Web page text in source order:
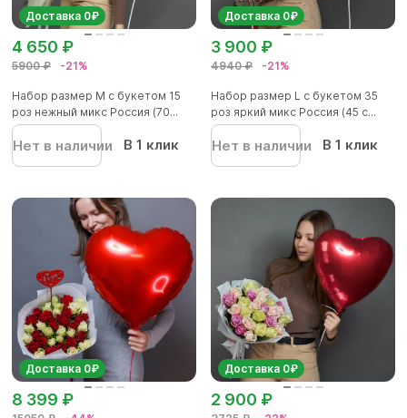
Доставка 0₽
5900 ₽ -21%
4 650 ₽
Набор размер M с букетом 15
роз нежный микс Россия (70...
Нет в наличии В 1 клик
Доставка 0₽
4940 ₽ -21%
3 900 ₽
Набор размер L с букетом 35
роз яркий микс Россия (45 с...
Нет в наличии В 1 клик
Доставка 0₽
8 399 ₽
Доставка 0₽
2 900 ₽